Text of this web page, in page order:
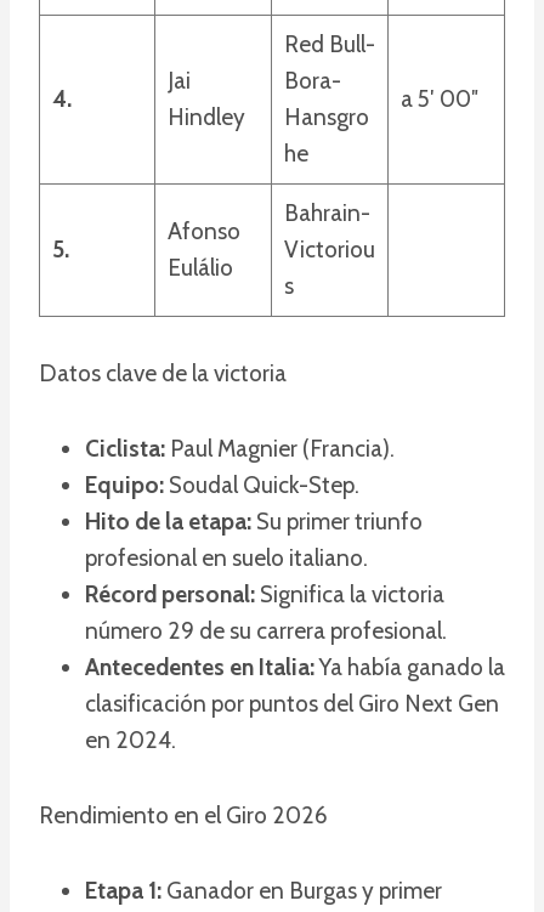
4.
Jai
Hindley
Red Bull-
Bora-
Hansgro
he
a 5′ 00″
5.
Afonso
Eulálio
Bahrain-
Victoriou
s
Datos clave de la victoria
Ciclista: Paul Magnier (Francia).
Equipo: Soudal Quick-Step.
Hito de la etapa: Su primer triunfo
profesional en suelo italiano.
Récord personal: Significa la victoria
número 29 de su carrera profesional.
Antecedentes en Italia:Ya había ganado la
clasificación por puntos del Giro Next Gen
en 2024.
Rendimiento en el Giro 2026
Etapa 1: Ganador en Burgas y primer